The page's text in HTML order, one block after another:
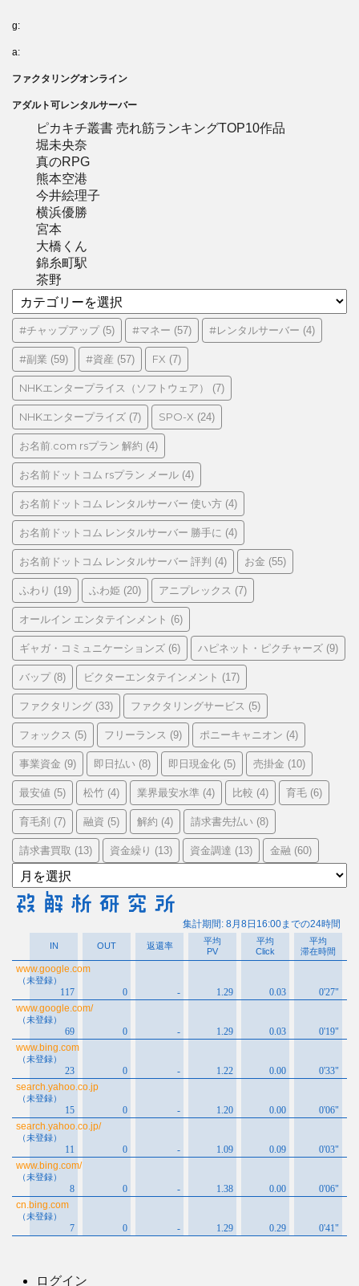
g:
a:
ファクタリングオンライン
アダルト可レンタルサーバー
ピカキチ叢書 売れ筋ランキングTOP10作品
堀未央奈
真のRPG
熊本空港
今井絵理子
横浜優勝
宮本
大橋くん
錦糸町駅
茶野
テ
ゴ
リ
ー
#チャップアップ(5) #マネー (57) #レンタルサーバー (4)
#副業 (59) #資産 (57) FX (7)
NHKエンタープライス（ソフトウェア） (7)
NHKエンタープライズ (7) SPO-X (24)
お名前.com rsプラン 解約 (4)
お名前ドットコム rsプラン メール (4)
お名前ドットコム レンタルサーバー 使い方 (4)
お名前ドットコム レンタルサーバー 勝手に (4)
お名前ドットコム レンタルサーバー 評判 (4) お金 (55)
ふわり (19) ふわ姫 (20) アニプレックス (7)
オールイン エンタテインメント (6)
ギャガ・コミュニケーションズ (6) ハピネット・ピクチャーズ (9)
バップ(8) ビクターエンタテインメント (17)
ファクタリング (33) ファクタリングサービス (5)
フォックス (5) フリーランス (9) ポニーキャニオン (4)
事業資金 (9) 即日払い (8) 即日現金化 (5) 売掛金 (10)
最安値 (5) 松竹 (4) 業界最安水準 (4) 比較 (4) 育毛 (6)
育毛剤 (7) 融資 (5) 解約 (4) 請求書先払い (8)
請求書買取 (13) 資金繰り (13) 資金調達 (13) 金融 (60)
ア
ー
カ
ログイン